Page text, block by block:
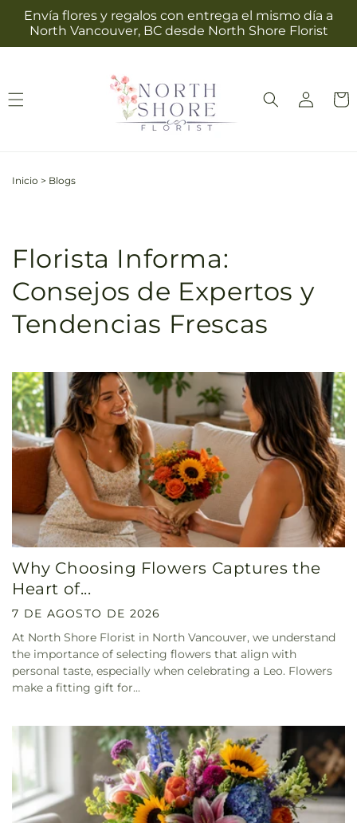
directamente
al contenido
Envía flores y regalos con entrega el mismo día a
North Vancouver, BC desde North Shore Florist
Iniciar
sesión
Inicio > Blogs
Florista Informa:
Consejos de Expertos y
Tendencias Frescas
Why Choosing Flowers Captures the
Heart of...
7 DE AGOSTO DE 2026
At North Shore Florist in North Vancouver, we understand
the importance of selecting flowers that align with
personal taste, especially when celebrating a Leo. Flowers
make a fitting gift for...